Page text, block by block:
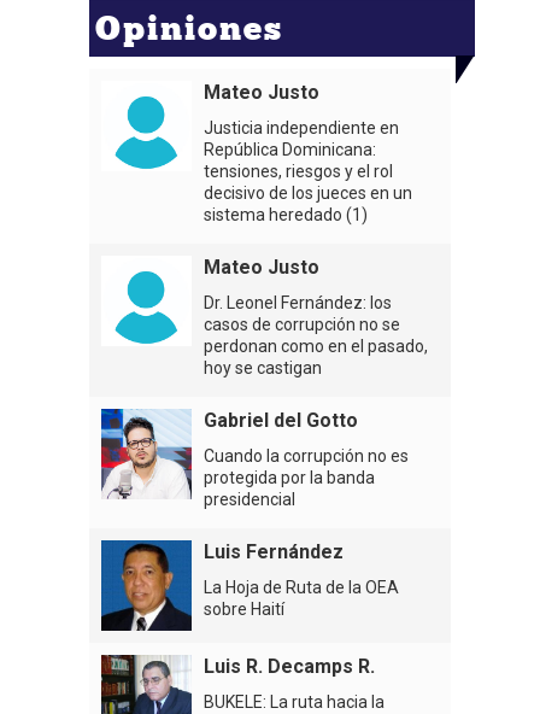
Opiniones
Mateo Justo
Justicia independiente en
República Dominicana:
tensiones, riesgos y el rol
decisivo de los jueces en un
sistema heredado (1)
Mateo Justo
Dr. Leonel Fernández: los
casos de corrupción no se
perdonan como en el pasado,
hoy se castigan
Gabriel del Gotto
Cuando la corrupción no es
protegida por la banda
presidencial
Luis Fernández
La Hoja de Ruta de la OEA
sobre Haití
Luis R. Decamps R.
BUKELE: La ruta hacia la